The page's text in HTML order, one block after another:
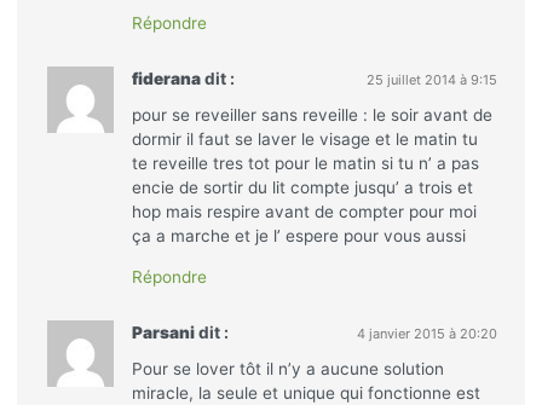
Répondre
fiderana dit : 25 juillet 2014 à 9:15
pour se reveiller sans reveille : le soir avant de
dormir il faut se laver le visage et le matin tu
te reveille tres tot pour le matin si tu n’ a pas
encie de sortir du lit compte jusqu’ a trois et
hop mais respire avant de compter pour moi
ça a marche et je l’ espere pour vous aussi
Répondre
Parsani dit : 4 janvier 2015 à 20:20
Pour se lover tôt il n’y a aucune solution
miracle, la seule et unique qui fonctionne est